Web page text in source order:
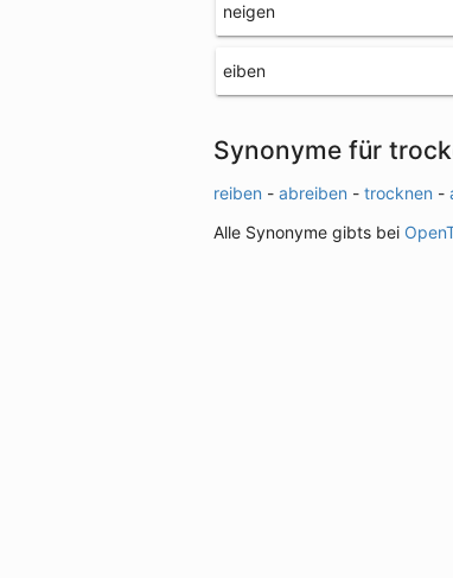
neigen
eiben
Synonyme für
reiben - abreiben - trocknen -
Alle Synonyme gibts bei